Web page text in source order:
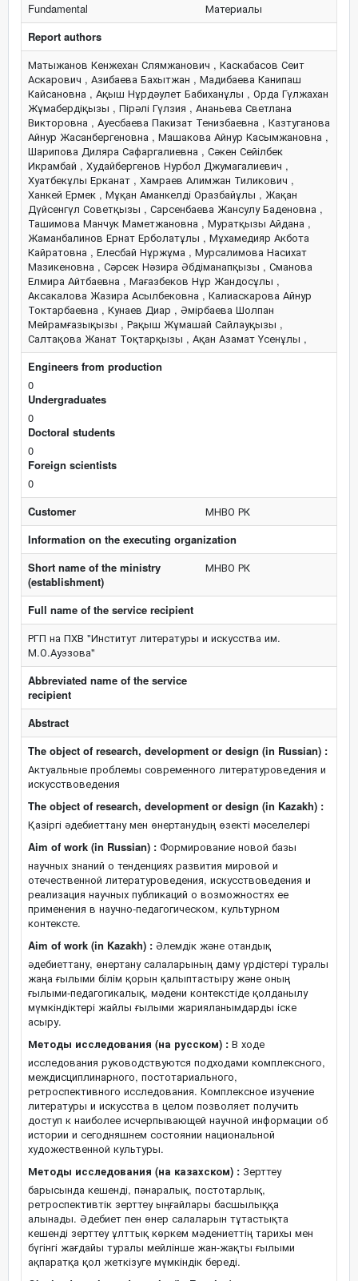
Fundamental
Материалы
Report authors
Матыжанов Кенжехан Слямжанович , Каскабасов Сеит
Аскарович , Азибаева Бахытжан , Мадибаева Канипаш
Кайсановна , Ақыш Нұрдәулет Бабиханұлы , Орда Гүлжахан
Жұмабердіқызы , Пірәлі Гүлзия , Ананьева Светлана
Викторовна , Ауесбаева Пакизат Тенизбаевна , Казтуганова
Айнур Жасанбергеновна , Машакова Айнур Касымжановна ,
Шарипова Диляра Сафаргалиевна , Сәкен Сейілбек
Икрамбай , Худайбергенов Нурбол Джумагалиевич ,
Хуатбекұлы Ерканат , Хамраев Алимжан Тиликович ,
Ханкей Ермек , Мұқан Аманкелді Оразбайұлы , Жақан
Дүйсенгүл Советқызы , Сарсенбаева Жансулу Баденовна ,
Ташимова Манчук Маметжановна , Муратқызы Айдана ,
Жаманбалинов Ернат Ерболатұлы , Мұхамедияр Акбота
Кайратовна , Елесбай Нұржұма , Мурсалимова Насихат
Мазикеновна , Сәрсек Нәзира Әбдіманапқызы , Сманова
Елмира Айтбаевна , Мағазбеков Нұр Жандосұлы ,
Аксакалова Жазира Асылбековна , Калиаскарова Айнур
Токтарбаевна , Кунаев Диар , Әмірбаева Шолпан
Мейрамғазықызы , Рақыш Жұмашай Сайлауқызы ,
Салтақова Жанат Тоқтарқызы , Ақан Азамат Үсенұлы ,
Engineers from production
0
Undergraduates
0
Doctoral students
0
Foreign scientists
0
Customer
МНВО РК
Information on the executing organization
Short name of the ministry
(establishment)
МНВО РК
Full name of the service recipient
РГП на ПХВ "Институт литературы и искусства им.
М.О.Ауэзова"
Abbreviated name of the service
recipient
Abstract
The object of research, development or design (in Russian) :
Актуальные проблемы современного литературоведения и
искусствоведения
The object of research, development or design (in Kazakh) :
Қазіргі әдебиеттану мен өнертанудың өзекті мәселелері
Aim of work (in Russian) : Формирование новой базы
научных знаний о тенденциях развития мировой и
отечественной литературоведения, искусствоведения и
реализация научных публикаций о возможностях ее
применения в научно-педагогическом, культурном
контексте.
Aim of work (in Kazakh) : Әлемдік және отандық
әдебиеттану, өнертану салаларының даму үрдістері туралы
жаңа ғылыми білім қорын қалыптастыру және оның
ғылыми-педагогикалық, мәдени контекстіде қолданылу
мүмкіндіктері жайлы ғылыми жарияланымдарды іске
асыру.
Методы исследования (на русском) : В ходе
исследования руководствуются подходами комплексного,
междисциплинарного, постотариального,
ретроспективного исследования. Комплексное изучение
литературы и искусства в целом позволяет получить
доступ к наиболее исчерпывающей научной информации об
истории и сегодняшнем состоянии национальной
художественной культуры.
Методы исследования (на казахском) : Зерттеу
барысында кешенді, пәнаралық, постотарлық,
ретроспективтік зерттеу ыңғайлары басшылыққа
алынады. Әдебиет пен өнер салаларын тұтастықта
кешенді зерттеу ұлттық көркем мәдениеттің тарихы мен
бүгінгі жағдайы туралы мейлінше жан-жақты ғылыми
ақпаратқа қол жеткізуге мүмкіндік береді.